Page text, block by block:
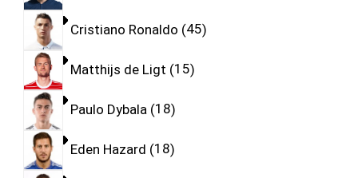
Cristiano Ronaldo 45
Matthijs de Ligt 15
Paulo Dybala 18
Eden Hazard 18